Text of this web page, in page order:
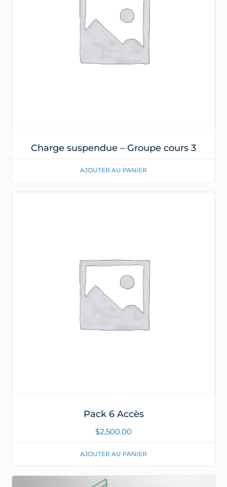
Charge suspendue – Groupe cours 3
AJOUTER AU PANIER
Pack 6 Accès
$2,500.00
AJOUTER AU PANIER